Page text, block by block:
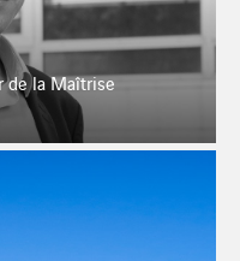
de la Maîtrise